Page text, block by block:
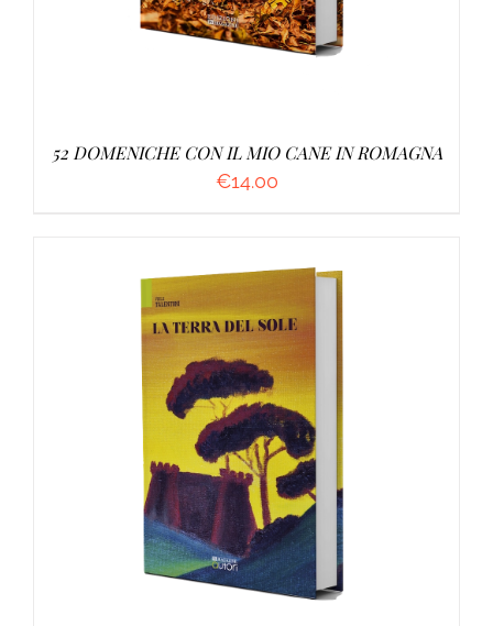
52 DOMENICHE CON IL MIO CANE IN ROMAGNA
€14.00
AGGIUNGI AL CARRELLO /